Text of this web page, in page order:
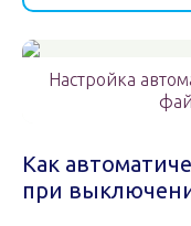
Настройка
Как
при